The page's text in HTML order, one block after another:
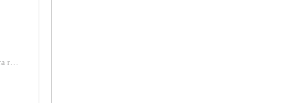
Sello de petróleo del arreglo para requisitos particulares